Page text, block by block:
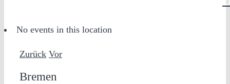
No events in this location
Zurück Vor
Bremen